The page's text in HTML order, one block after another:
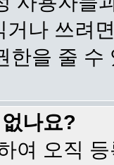
거나 쓰려
한을 줄
나요?
여 오직